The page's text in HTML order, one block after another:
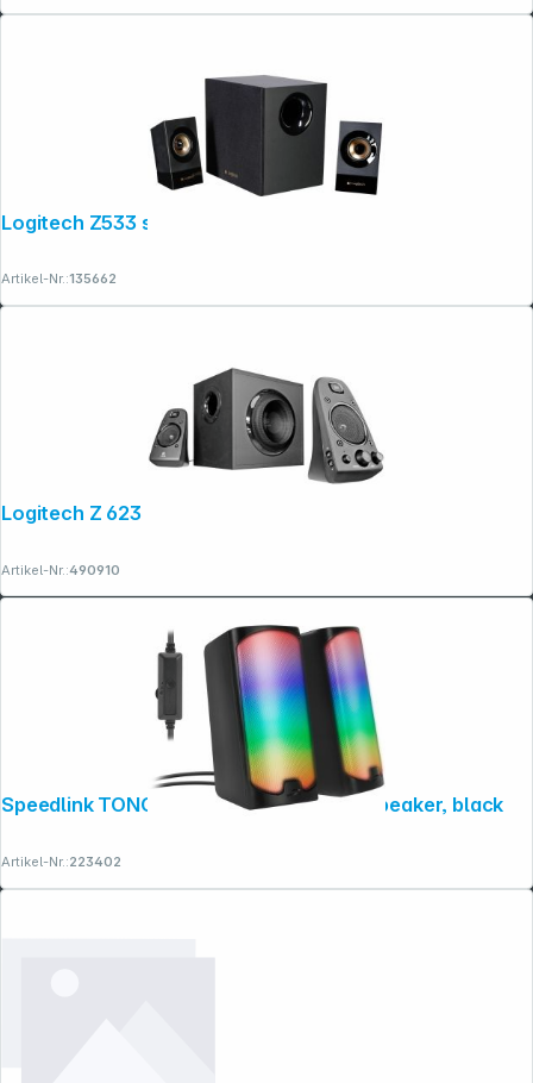
Logitech Z533 schwarz
Artikel-Nr.:135662
Logitech Z 623
Artikel-Nr.:490910
Speedlink TONOS RGB Gaming Stereo Speaker, black
Artikel-Nr.:223402